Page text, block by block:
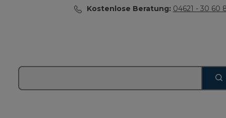
Kostenlose Beratung: 04621 - 30 60